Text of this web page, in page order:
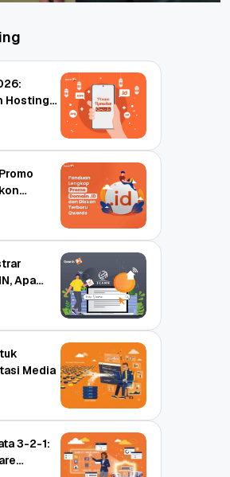
Hosting
Apa
Media
3-2-1: